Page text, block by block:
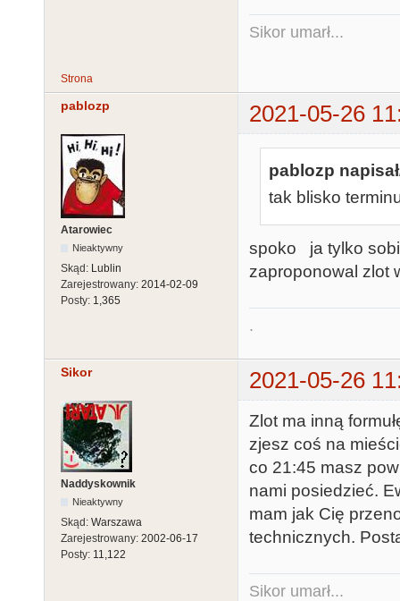
Sikor umarł...
Strona
pablozp 2021-05-26
Atarowiec
Nieaktywny
Skąd: Lublin
Zarejestrowany: 2014-02-09
Posty: 1,365
pablozp
tak blisko
spoko ja tylko
zaproponowal zlot
.
Sikor 2021-05-26
Naddyskownik
Nieaktywny
Skąd: Warszawa
Zarejestrowany: 2002-06-17
Posty: 11,122
Zlot ma inną
zjesz coś na
co 21:45 masz
nami posiedzieć.
mam jak Cię
technicznych.
Sikor umarł...